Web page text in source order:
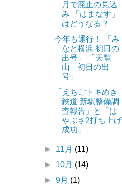
月で廃止の見込
み 「はまなす」
はどうなる？
今年も運行！ 「み
なと横浜 初日の
出号」 「天覧
山 初日の出
号」
「えちごトキめき
鉄道 新駅整備調
査報告」と「は
やぶさ2打ち上げ
成功」
► 11月 (11)
► 10月 (14)
►9月 (1)